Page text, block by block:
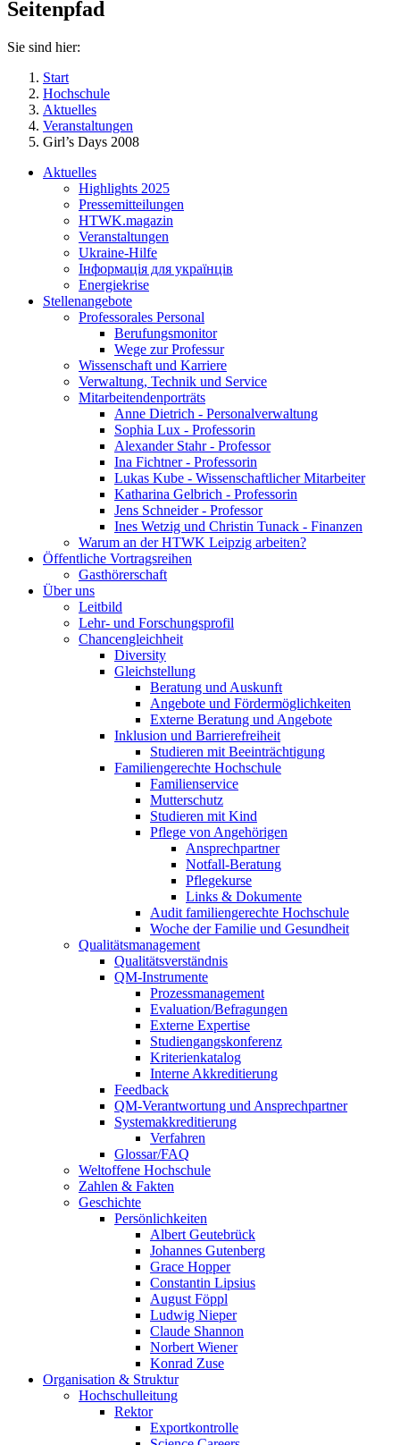
Seitenpfad
Sie sind hier:
Start
Hochschule
Aktuelles
Veranstaltungen
Girl’s Days 2008
Aktuelles
Highlights 2025
Pressemitteilungen
HTWK.magazin
Veranstaltungen
Ukraine-Hilfe
Інформація для українців
Energiekrise
Stellenangebote
Professorales Personal
Berufungsmonitor
Wege zur Professur
Wissenschaft und Karriere
Verwaltung, Technik und Service
Mitarbeitendenporträts
Anne Dietrich - Personalverwaltung
Sophia Lux - Professorin
Alexander Stahr - Professor
Ina Fichtner - Professorin
Lukas Kube - Wissenschaftlicher Mitarbeiter
Katharina Gelbrich - Professorin
Jens Schneider - Professor
Ines Wetzig und Christin Tunack - Finanzen
Warum an der HTWK Leipzig arbeiten?
Öffentliche Vortragsreihen
Gasthörerschaft
Über uns
Leitbild
Lehr- und Forschungsprofil
Chancengleichheit
Diversity
Gleichstellung
Beratung und Auskunft
Angebote und Fördermöglichkeiten
Externe Beratung und Angebote
Inklusion und Barrierefreiheit
Studieren mit Beeinträchtigung
Familiengerechte Hochschule
Familienservice
Mutterschutz
Studieren mit Kind
Pflege von Angehörigen
Ansprechpartner
Notfall-Beratung
Pflegekurse
Links & Dokumente
Audit familiengerechte Hochschule
Woche der Familie und Gesundheit
Qualitätsmanagement
Qualitätsverständnis
QM-Instrumente
Prozessmanagement
Evaluation/Befragungen
Externe Expertise
Studiengangskonferenz
Kriterienkatalog
Interne Akkreditierung
Feedback
QM-Verantwortung und Ansprechpartner
Systemakkreditierung
Verfahren
Glossar/FAQ
Weltoffene Hochschule
Zahlen & Fakten
Geschichte
Persönlichkeiten
Albert Geutebrück
Johannes Gutenberg
Grace Hopper
Constantin Lipsius
August Föppl
Ludwig Nieper
Claude Shannon
Norbert Wiener
Konrad Zuse
Organisation & Struktur
Hochschulleitung
Rektor
Exportkontrolle